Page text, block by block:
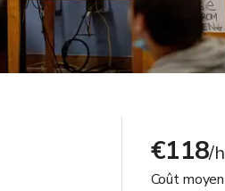
€118/h
Coût moyen